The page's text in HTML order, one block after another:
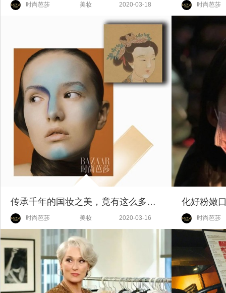
时尚芭莎 美妆 2020-03-18 时尚芭莎
传承千年的国妆之美，竟有这么多不为人知的小秘密！
时尚芭莎 美妆 2020-03-16 时尚芭莎